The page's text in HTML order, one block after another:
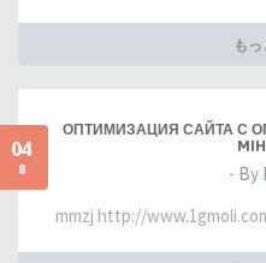
も
04
8
ОПТИМИЗАЦИЯ САЙТА С
- By
mmzj http://